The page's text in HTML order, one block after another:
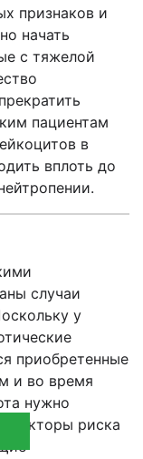
признаков и
начать
с тяжелой
пациентам
в
вплоть до
случаи
у
приобретенные
и во время
нужно
факторы риска